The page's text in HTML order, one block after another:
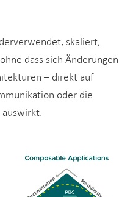
skaliert,
dass sich Änderungen
– direkt auf
oder die
auswirkt.